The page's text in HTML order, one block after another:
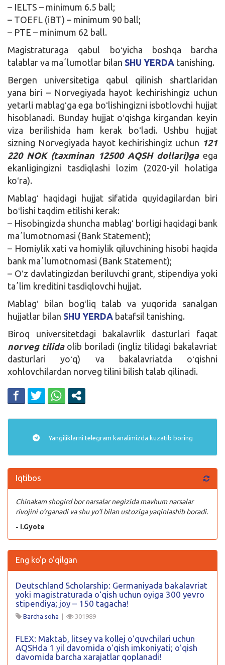
– IELTS – minimum 6.5 ball;
– TOEFL (iBT) – minimum 90 ball;
– PTE – minimum 62 ball.
Magistraturaga qabul boʻyicha boshqa barcha
talablar va maʼlumotlar bilan SHU YERDA tanishing.
Bergen universitetiga qabul qilinish shartlaridan
yana biri – Norvegiyada hayot kechirishingiz uchun
yetarli mablagʻga ega boʻlishingizni isbotlovchi hujjat
hisoblanadi. Bunday hujjat oʻqishga kirgandan keyin
viza berilishida ham kerak boʻladi. Ushbu hujjat
sizning Norvegiyada hayot kechirishingiz uchun 121
220 NOK (taxminan 12500 AQSH dollari)ga ega
ekanligingizni tasdiqlashi lozim (2020-yil holatiga
koʻra).
Mablagʻ haqidagi hujjat sifatida quyidagilardan biri
boʻlishi taqdim etilishi kerak:
– Hisobingizda shuncha mablagʻ borligi haqidagi bank
maʼlumotnomasi (Bank Statement);
– Homiylik xati va homiylik qiluvchining hisobi haqida
bank maʼlumotnomasi (Bank Statement);
– Oʻz davlatingizdan beriluvchi grant, stipendiya yoki
taʼlim kreditini tasdiqlovchi hujjat.
Mablagʻ bilan bogʻliq talab va yuqorida sanalgan
hujjatlar bilan SHU YERDA batafsil tanishing.
Biroq universitetdagi bakalavrlik dasturlari faqat
norveg tilida olib boriladi (ingliz tilidagi bakalavriat
dasturlari yoʻq) va bakalavriatda oʻqishni
xohlovchilardan norveg tilini bilish talab qilinadi.
Yangiliklarni telegram kanalimizda kuzatib boring
Iqtibos
Chinakam shogird bor narsalar negizida mavhum narsalar
rivojini o’rganadi va shu yo’l bilan ustoziga yaqinlashib boradi.
- I.Gyote
Eng ko'p o'qilgan
Deutschland Scholarship: Germaniyada bakalavriat
yoki magistraturada oʻqish uchun oyiga 300 yevro
stipendiya; joy – 150 tagacha!
Barcha soha | 301989
FLEX: Maktab, litsey va kollej oʻquvchilari uchun
AQSHda 1 yil davomida oʻqish imkoniyati; oʻqish
davomida barcha xarajatlar qoplanadi!